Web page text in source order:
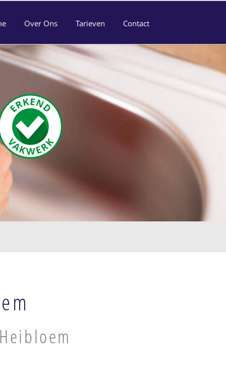
Over Ons Tarieven Contact